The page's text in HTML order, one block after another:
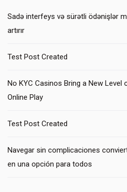
Sadə interfeys və sürətli ödənişlər
artırır
Test Post Created
No KYC Casinos Bring a New Level
Online Play
Test Post Created
Navegar sin complicaciones
en una opción para todos